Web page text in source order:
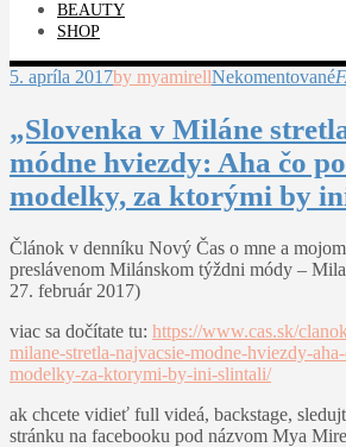
BEAUTY
SHOP
5. apríla 2017by myamirellNekomentované
„Slovenka v Miláne
módne hviezdy: Aha čo
modelky, za ktorými by
Článok v denníku Nový Čas o mne a
preslávenom Milánskom týždni módy –
27. február 2017)
viac sa dočítate tu: https://www.cas.sk/
milane-stretla-najvacsie-modne-hviezdy-
modelky-za-ktorymi-by-ini-slintali/
ak chcete vidieť full videá, backstage,
stránku na facebooku pod názvom Mya